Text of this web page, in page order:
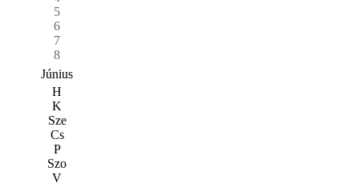
5
6
7
8
Június
H
K
Sze
Cs
P
Szo
V